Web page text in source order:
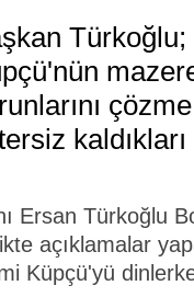
Türkoğlu;
Ersan Türkoğlu
açıklamalar
Küpçü'yü